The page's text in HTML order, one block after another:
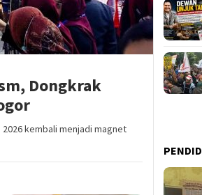
Dongkrak
2026 kembali menjadi magnet